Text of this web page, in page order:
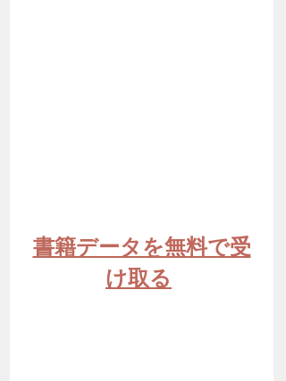
書籍データを無料で受
け取る